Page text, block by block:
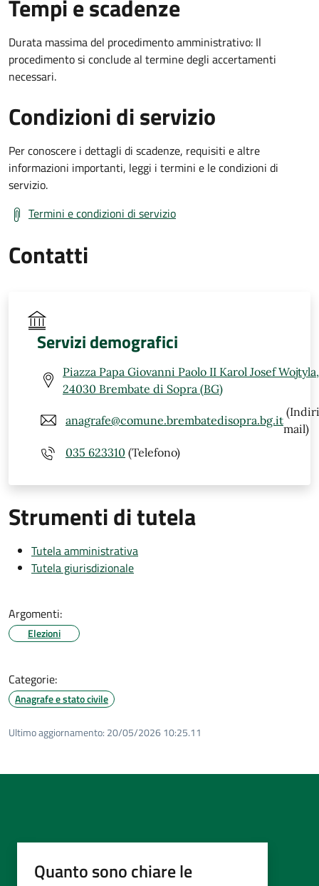
Tempi e scadenze
Durata massima del procedimento amministrativo: Il
procedimento si conclude al termine degli accertamenti
necessari.
Condizioni di servizio
Per conoscere i dettagli di scadenze, requisiti e altre
informazioni importanti, leggi i termini e le condizioni di
servizio.
Termini e condizioni di servizio
Contatti
Servizi demografici
Piazza Papa Giovanni Paolo II Karol Josef
24030 Brembate di Sopra (BG)
anagrafe@comune.brembatedisopra.bg.it
mail)
035 623310 (Telefono)
Strumenti di tutela
Tutela amministrativa
Tutela giurisdizionale
Argomenti:
Elezioni
Categorie:
Anagrafe e stato civile
Ultimo aggiornamento: 20/05/2026 10:25.11
Quanto sono chiare le